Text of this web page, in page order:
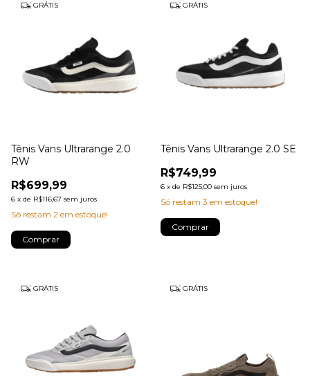
GRÁTIS
Tênis Vans Ultrarange 2.0
RW
R$699,99
6 x de R$116,67 sem juros
Só restam 2 em estoque!
Comprar
GRÁTIS
Tênis Vans Ultrarange 2.0 SE
R$749,99
6 x de R$125,00 sem juros
Só restam 3 em estoque!
Comprar
GRÁTIS GRÁTIS